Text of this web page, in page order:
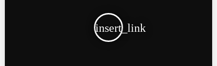
insert_link